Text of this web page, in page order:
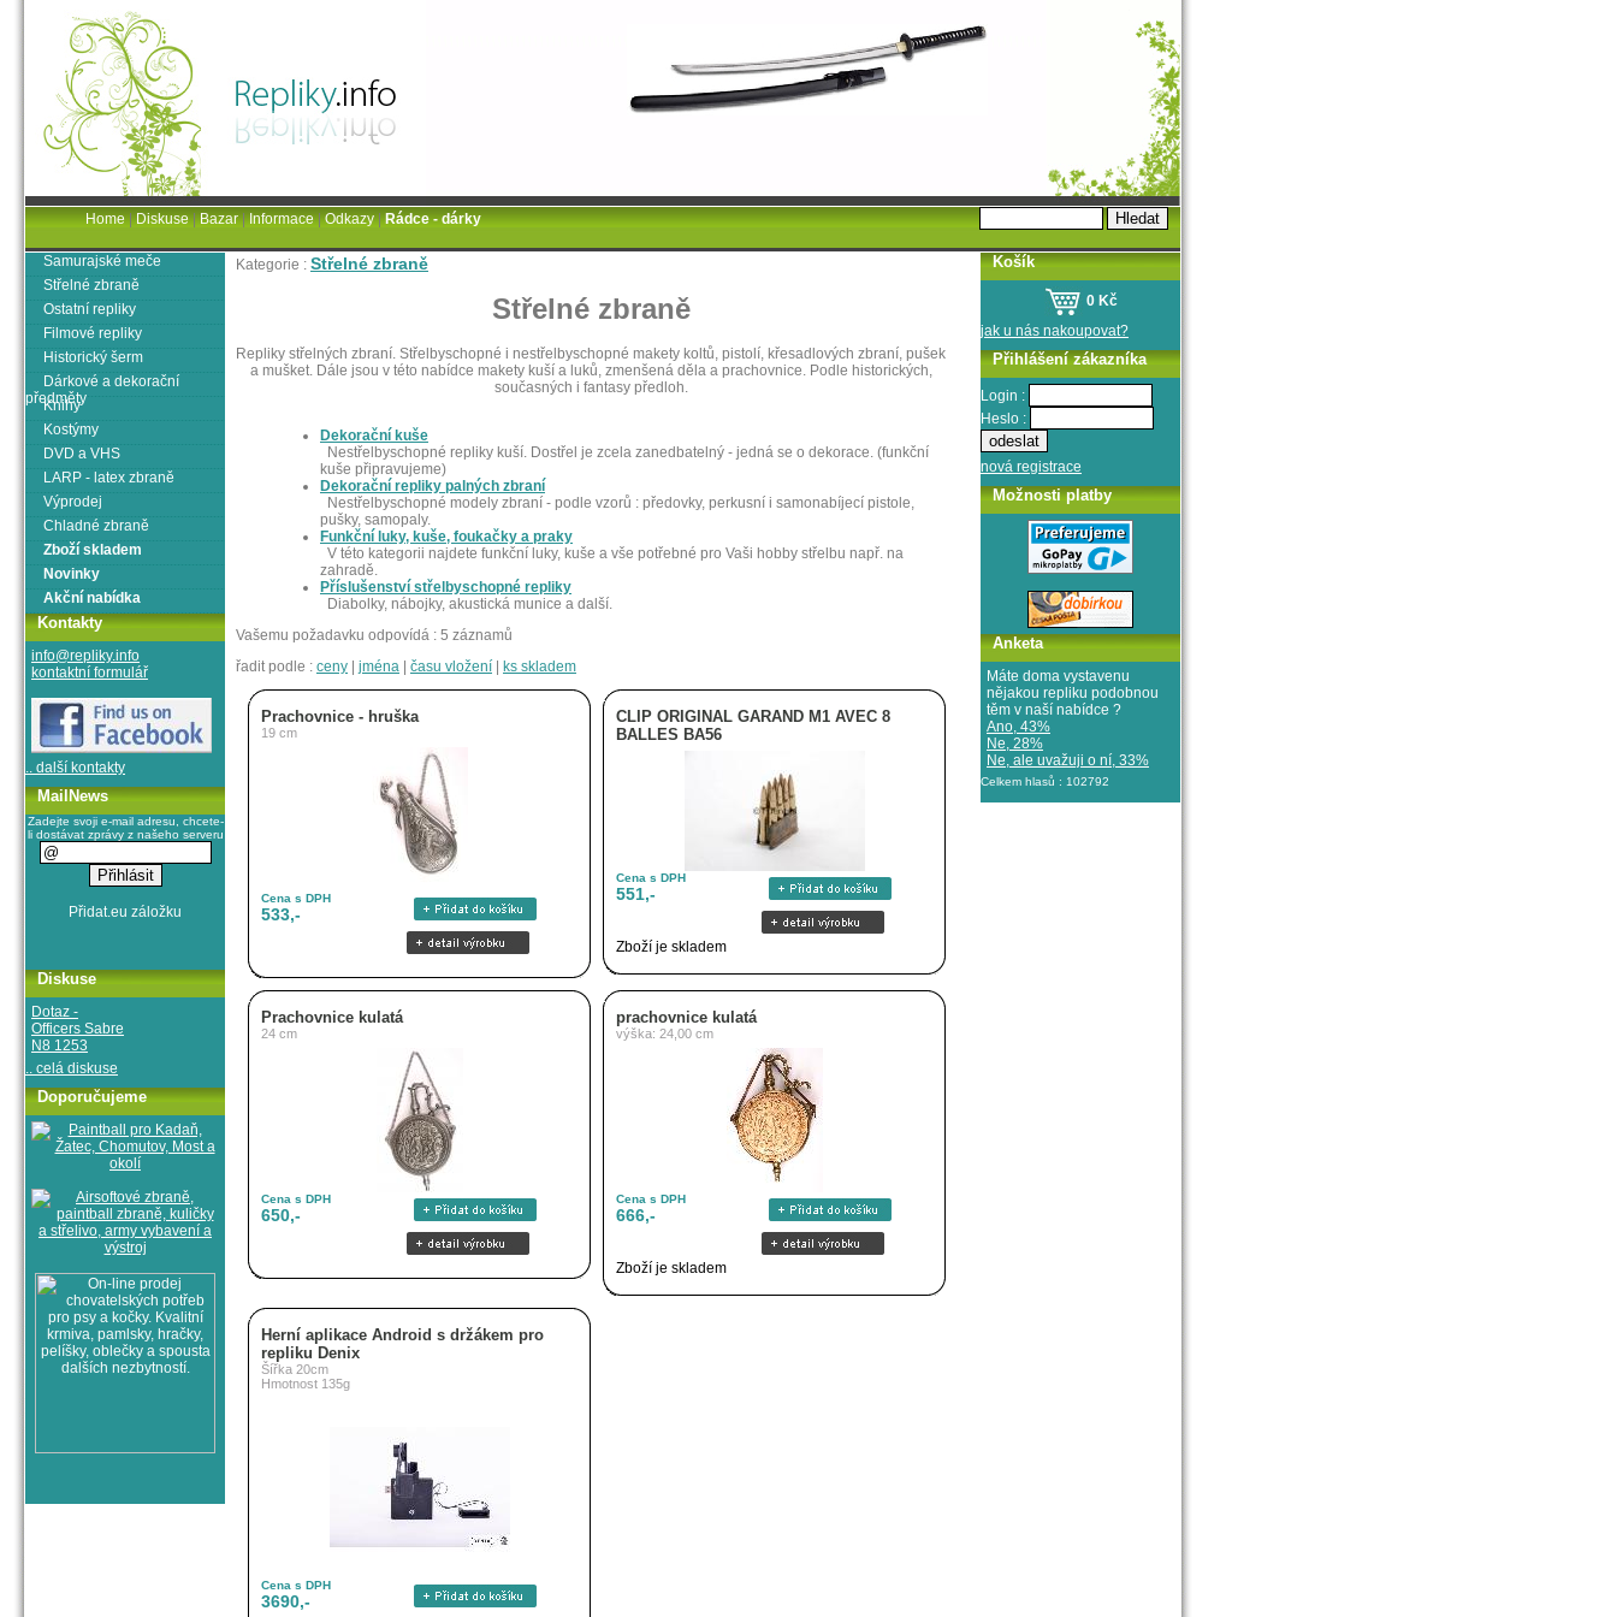
Kategorie : Střelné zbraně
Střelné zbraně
Repliky střelných zbraní. Střelbyschopné i nestřelbyschopné makety koltů, pistolí, křesadlových zbraní, pušek
a mušket. Dále jsou v této nabídce makety kuší a luků, zmenšená děla a prachovnice. Podle historických,
současných i fantasy předloh.
Dekorační kuše
Nestřelbyschopné repliky kuší. Dostřel je zcela zanedbatelný - jedná se o dekorace. (funkční
kuše připravujeme)
Dekorační repliky palných zbraní
Nestřelbyschopné modely zbraní - podle vzorů : předovky, perkusní i samonabíjecí pistole,
pušky, samopaly.
Funkční luky, kuše, foukačky a praky
V této kategorii najdete funkční luky, kuše a vše potřebné pro Vaši hobby střelbu např. na
zahradě.
Příslušenství střelbyschopné repliky
Diabolky, nábojky, akustická munice a další.
Vašemu požadavku odpovídá : 5 záznamů
řadit podle : ceny jména času vložení ks skladem
Prachovnice - hruška
19 cm
Cena s DPH
533,-
CLIP ORIGINAL GARAND M1 AVEC 8
BALLES BA56
Cena s DPH
551,-
Zboží je skladem
Prachovnice kulatá
24 cm
Cena s DPH
650,-
prachovnice kulatá
výška: 24,00 cm
Cena s DPH
666,-
Zboží je skladem
Herní aplikace Android s držákem pro
repliku Denix
Šířka 20cm
Hmotnost 135g
Cena s DPH
3690,-
Samurajské meče
Střelné zbraně
Ostatní repliky
Filmové repliky
Historický šerm
Dárkové a dekorační
předměty
Knihy
Kostýmy
DVD a VHS
LARP - latex zbraně
Výprodej
Chladné zbraně
Zboží skladem
Novinky
Akční nabídka
Kontakty
info@repliky.info
kontaktní formulář
.. další kontakty
MailNews
Zadejte svoji e-mail adresu, chcete-
li dostávat zprávy z našeho serveru
Diskuse
Dotaz -
Officers Sabre
N8 1253
.. celá diskuse
Doporučujeme
Košík
0 Kč
jak u nás nakoupovat?
Přihlášení zákazníka
Login :
Heslo :
nová registrace
Možnosti platby
Anketa
Máte doma vystavenu
nějakou repliku podobnou
těm v naší nabídce ?
Ano, 43%
Ne, 28%
Ne, ale uvažuji o ní, 33%
Celkem hlasů : 102792
Home|Diskuse|Bazar|Informace|Odkazy|Rádce - dárky